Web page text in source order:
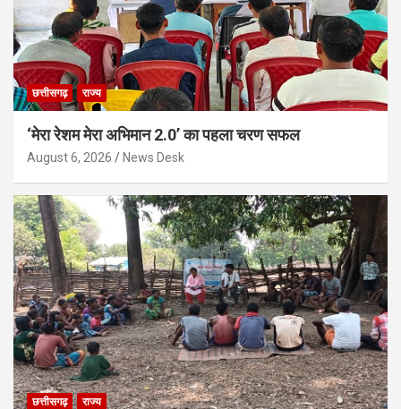
छत्तीसगढ़ राज्य
‘मेरा रेशम मेरा अभिमान 2.0’ का पहला चरण सफल
August 6, 2026 News Desk
छत्तीसगढ़ राज्य